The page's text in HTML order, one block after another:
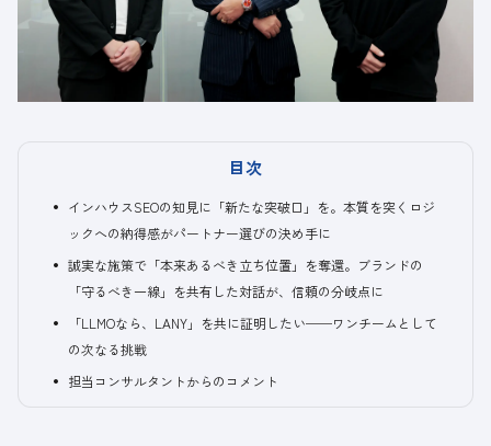
目次
インハウスSEOの知見に「新たな突破口」を。本質を突くロジ
ックへの納得感がパートナー選びの決め手に
誠実な施策で「本来あるべき立ち位置」を奪還。ブランドの
「守るべき一線」を共有した対話が、信頼の分岐点に
「LLMOなら、LANY」を共に証明したい──ワンチームとして
の次なる挑戦
担当コンサルタントからのコメント